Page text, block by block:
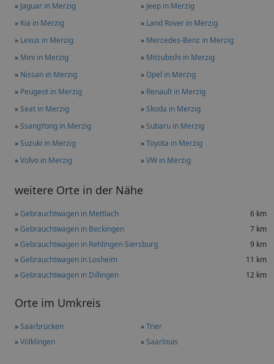
» Jaguar in Merzig » Jeep in Merzig
» Kia in Merzig » Land Rover in Merzig
» Lexus in Merzig » Mercedes-Benz in Merzig
» Mini in Merzig » Mitsubishi in Merzig
» Nissan in Merzig »Opel in Merzig
» Peugeot in Merzig » Renault in Merzig
»Seat in Merzig »Skoda in Merzig
»SsangYong in Merzig »Subaru in Merzig
»Suzuki in Merzig »Toyota in Merzig
»Volvo in Merzig »VW in Merzig
weitere Orte in der Nähe
»Gebrauchtwagen in Mettlach
6 km
»Gebrauchtwagen in Beckingen
7 km
»Gebrauchtwagen in Rehlingen-Siersburg
9 km
»Gebrauchtwagen in Losheim
11 km
»Gebrauchtwagen in Dillingen 12 km
Orte im Umkreis
»Saarbrücken »Trier
»Völklingen »Saarlouis